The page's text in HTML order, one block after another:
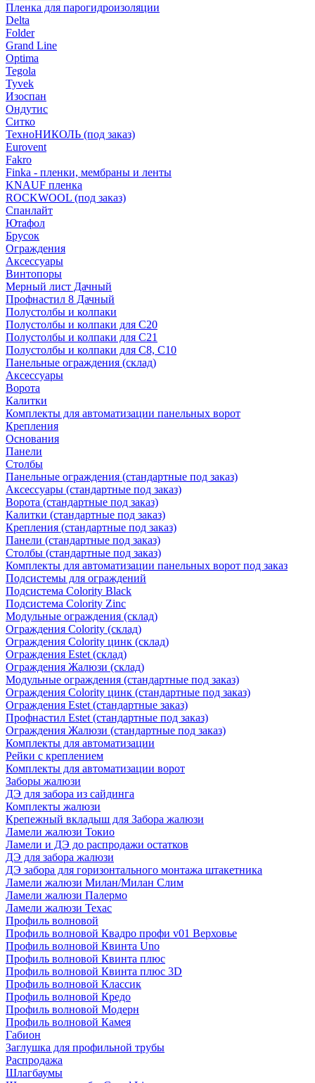
Пленка для парогидроизоляции
Delta
Folder
Grand Line
Optima
Tegola
Tyvek
Изоспан
Ондутис
Ситко
ТехноНИКОЛЬ (под заказ)
Eurovent
Fakro
Finka - пленки, мембраны и ленты
KNAUF пленка
ROCKWOOL (под заказ)
Спанлайт
Ютафол
Брусок
Ограждения
Аксессуары
Винтопоры
Мерный лист Дачный
Профнастил 8 Дачный
Полустолбы и колпаки
Полустолбы и колпаки для С20
Полустолбы и колпаки для С21
Полустолбы и колпаки для С8, С10
Панельные ограждения (склад)
Аксессуары
Ворота
Калитки
Комплекты для автоматизации панельных ворот
Крепления
Основания
Панели
Столбы
Панельные ограждения (стандартные под заказ)
Аксессуары (стандартные под заказ)
Ворота (стандартные под заказ)
Калитки (стандартные под заказ)
Крепления (стандартные под заказ)
Панели (стандартные под заказ)
Столбы (стандартные под заказ)
Комплекты для автоматизации панельных ворот под заказ
Подсистемы для ограждений
Подсистема Colority Black
Подсистема Colority Zinc
Модульные ограждения (склад)
Ограждения Colority (склад)
Ограждения Colority цинк (склад)
Ограждения Estet (склад)
Ограждения Жалюзи (склад)
Модульные ограждения (стандартные под заказ)
Ограждения Colority цинк (стандартные под заказ)
Ограждения Estet (стандартные заказ)
Профнастил Estet (стандартные под заказ)
Ограждения Жалюзи (стандартные под заказ)
Комплекты для автоматизации
Рейки с креплением
Комплекты для автоматизации ворот
Заборы жалюзи
ДЭ для забора из сайдинга
Комплекты жалюзи
Крепежный вкладыш для Забора жалюзи
Ламели жалюзи Токио
Ламели и ДЭ до распродажи остатков
ДЭ для забора жалюзи
ДЭ забора для горизонтального монтажа штакетника
Ламели жалюзи Милан/Милан Слим
Ламели жалюзи Палермо
Ламели жалюзи Техас
Профиль волновой
Профиль волновой Квадро профи v01 Верховье
Профиль волновой Квинта Uno
Профиль волновой Квинта плюс
Профиль волновой Квинта плюс 3D
Профиль волновой Классик
Профиль волновой Кредо
Профиль волновой Модерн
Профиль волновой Камея
Габион
Заглушка для профильной трубы
Распродажа
Шлагбаумы